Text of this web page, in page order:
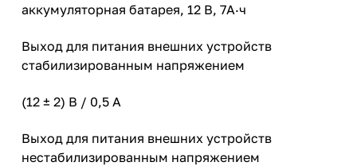
аккумуляторная батарея, 12 В, 7А·ч
Выход для питания внешних устройств
стабилизированным напряжением
(12 ± 2) В / 0,5 А
Выход для питания внешних устройств
нестабилизированным напряжением